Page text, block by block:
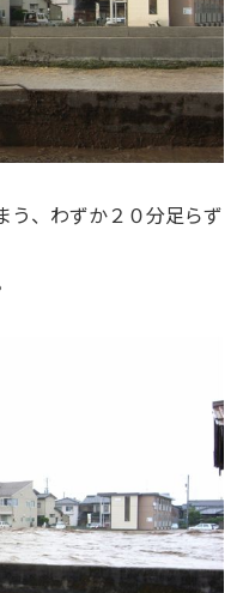
う、わずか２０分足らず